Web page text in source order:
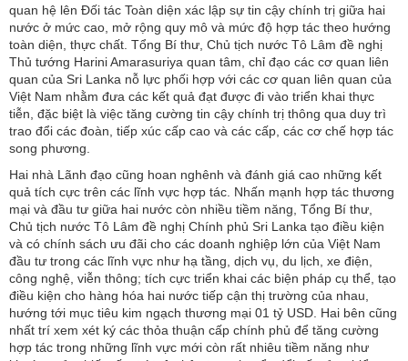
quan hệ lên Đối tác Toàn diện xác lập sự tin cậy chính trị giữa hai
nước ở mức cao, mở rộng quy mô và mức độ hợp tác theo hướng
toàn diện, thực chất. Tổng Bí thư, Chủ tịch nước Tô Lâm đề nghị
Thủ tướng Harini Amarasuriya quan tâm, chỉ đạo các cơ quan liên
quan của Sri Lanka nỗ lực phối hợp với các cơ quan liên quan của
Việt Nam nhằm đưa các kết quả đạt được đi vào triển khai thực
tiễn, đặc biệt là việc tăng cường tin cậy chính trị thông qua duy trì
trao đổi các đoàn, tiếp xúc cấp cao và các cấp, các cơ chế hợp tác
song phương.
Hai nhà Lãnh đạo cũng hoan nghênh và đánh giá cao những kết
quả tích cực trên các lĩnh vực hợp tác. Nhấn mạnh hợp tác thương
mại và đầu tư giữa hai nước còn nhiều tiềm năng, Tổng Bí thư,
Chủ tịch nước Tô Lâm đề nghị Chính phủ Sri Lanka tạo điều kiện
và có chính sách ưu đãi cho các doanh nghiệp lớn của Việt Nam
đầu tư trong các lĩnh vực như hạ tầng, dịch vụ, du lịch, xe điện,
công nghệ, viễn thông; tích cực triển khai các biện pháp cụ thể, tạo
điều kiện cho hàng hóa hai nước tiếp cận thị trường của nhau,
hướng tới mục tiêu kim ngạch thương mại 01 tỷ USD. Hai bên cũng
nhất trí xem xét ký các thỏa thuận cấp chính phủ để tăng cường
hợp tác trong những lĩnh vực mới còn rất nhiêu tiềm năng như